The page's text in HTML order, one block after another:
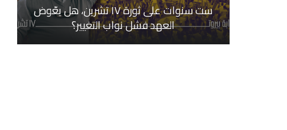
ست سنوات على ثورة ١٧ تشرين، هل يعّوض
العهد فشل نواب التغيير؟